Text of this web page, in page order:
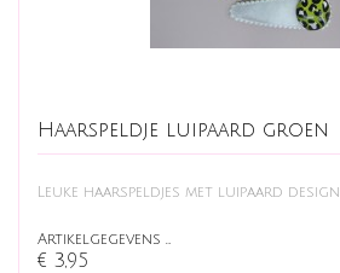
Haarspeldje luipaard groen
Leuke haarspeldjes met luipaard design
Artikelgegevens …
€ 3,95